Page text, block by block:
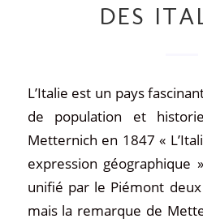
DES
L’Italie est un pays
de population et
Metternich en 1847 «
expression géographique
unifié par le Piémont
mais la remarque de